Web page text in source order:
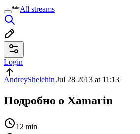
All streams
Login
AndreyShelehin Jul 28 2013 at 11:13
Подробно о Xamarin
12 min